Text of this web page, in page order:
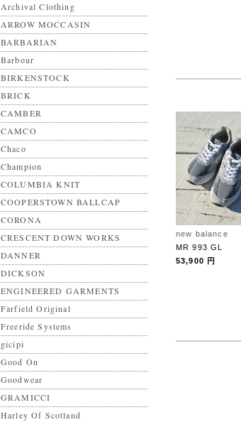
Archival Clothing
ARROW MOCCASIN
BARBARIAN
Barbour
BIRKENSTOCK
BRICK
CAMBER
CAMCO
Chaco
Champion
COLUMBIA KNIT
COOPERSTOWN BALLCAP
CORONA
CRESCENT DOWN WORKS
DANNER
DICKSON
ENGINEERED GARMENTS
Farfield Original
Freeride Systems
gicipi
Good On
Goodwear
GRAMICCI
Harley Of Scotland
new balance
MR 993 GL
53,900 円